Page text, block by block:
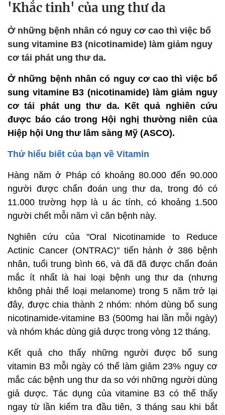
'Khắc tinh' của ung thư da
Ở những bệnh nhân có nguy cơ cao thì việc bổ
sung vitamine B3 (nicotinamide) làm giảm nguy
cơ tái phát ung thư da.
Ở những bệnh nhân có nguy cơ cao thì việc bổ
sung vitamine B3 (nicotinamide) làm giảm nguy
cơ tái phát ung thư da. Kết quả nghiên cứu
được báo cáo trong Hội nghị thường niên của
Hiệp hội Ung thư lâm sàng Mỹ (ASCO).
Thử hiểu biết của bạn về Vitamin
Hàng năm ở Pháp có khoảng 80.000 đến 90.000
người được chẩn đoán ung thư da, trong đó có
11.000 trường hợp là u ác tính, có khoảng 1.500
người chết mỗi năm vì căn bệnh này.
Nghiên cứu của "Oral Nicotinamide to Reduce
Actinic Cancer (ONTRAC)" tiến hành ở 386 bệnh
nhân, tuổi trung bình 66, và đã đã được chẩn đoán
mắc ít nhất là hai loại bệnh ung thư da (nhưng
không phải thể loại melanome) trong 5 năm trở lại
đây, được chia thành 2 nhóm: nhóm dùng bổ sung
nicotinamide-vitamine B3 (500mg hai lần mỗi ngày)
và nhóm khác dùng giả dược trong vòng 12 tháng.
Kết quả cho thấy những người được bổ sung
vitamin B3 mỗi ngày có thể làm giảm 23% nguy cơ
mắc các bệnh ung thư da so với những người dùng
giả dược. Tác dụng của vitamine B3 có thể thấy
ngay từ lần kiểm tra đầu tiên, 3 tháng sau khi bắt